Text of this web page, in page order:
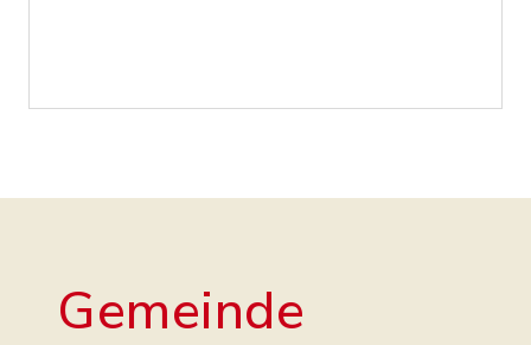
Gemeinde